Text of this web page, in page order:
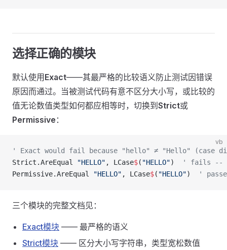
选择正确的模块
默认使用 Exact——其最严格的比较语义防止测试因错误
原因而通过。当被测试代码有意不区分大小写，或比较的
值无论数值类型如何都应相等时，切换到 Strict或
Permissive ：
vb
' Exact would fail because "hello" ≠ "Hello" (case
Strict.AreEqual
"HELLO" , LCase$( "HELLO")
' fails --
Permissive.AreEqual
"HELLO" , LCase$( "HELLO") '
三个模块的完整文档见：
Exact模块 —— 最严格的语义
Strict模块 —— 区分大小写字符串，类型宽松数值